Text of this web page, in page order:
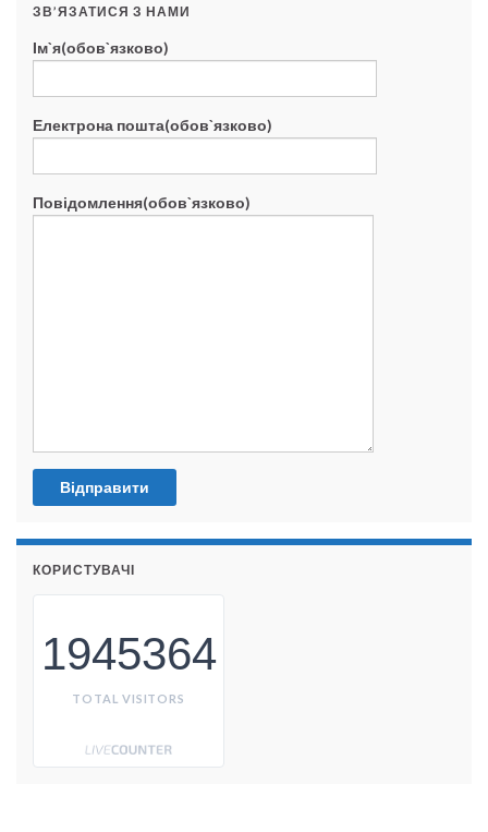
ЗВ’ЯЗАТИСЯ З НАМИ
Ім`я(обов`язково)
Електрона пошта(обов`язково)
Повідомлення(обов`язково)
КОРИСТУВАЧІ
1945364
TOTAL VISITORS